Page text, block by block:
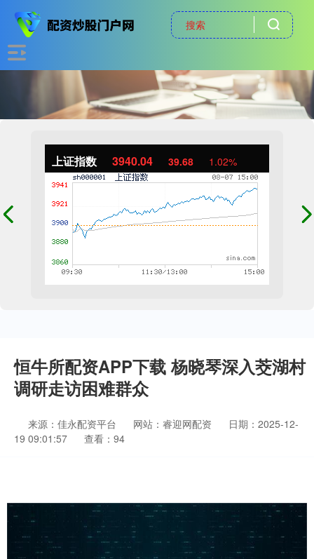
上证指数 3940.04 39.68 1.02%
恒牛所配资APP下载 杨晓琴深入茭湖村
调研走访困难群众
来源：佳永配资平台 网站：睿迎网配资
日期：2025-12-
19 09:01:57
查看：94